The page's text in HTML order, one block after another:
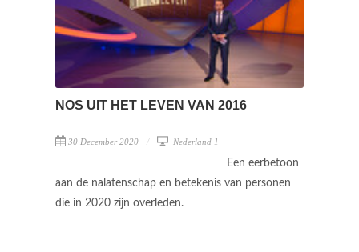
NOS UIT HET LEVEN VAN 2016
30 December 2020 Nederland 1
Een eerbetoon
aan de nalatenschap en betekenis van personen
die in 2020 zijn overleden.